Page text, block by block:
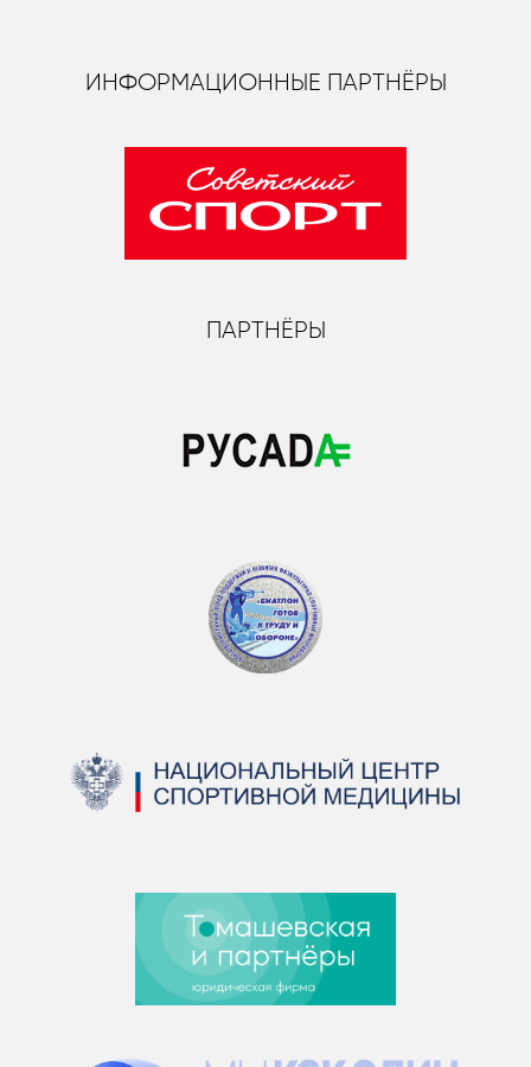
ИНФОРМАЦИОННЫЕ ПАРТНЁРЫ
ПАРТНЁРЫ